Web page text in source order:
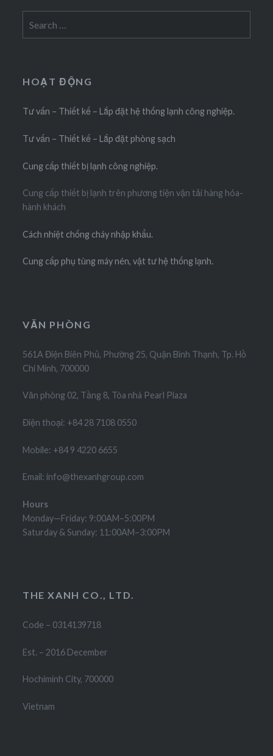
for:
HOẠT ĐỘNG
Tư vấn – Thiết kế – Lắp đặt hệ thống lạnh công nghiệp.
Tư vấn – Thiết kế – Lắp đặt phòng sạch
Cung cấp thiết bị lạnh công nghiệp.
Cung cấp thiết bị lạnh trên phương tiện vận tải hàng hóa-
hành khách
Cách nhiệt chống cháy nhập khẩu.
Cung cấp phụ tùng máy nén, vật tư hệ thống lạnh.
VĂN PHÒNG
561A Điện Biên Phủ, Phường 25, Quận Bình Thạnh, Tp. Hồ
Chí Minh, 700000
Văn phòng 02, Tầng 8, Tòa nhà Pearl Plaza
Điện thoại: +84 28 7108 0550
Mobile: +84 9 4220 6655
Email: info@thexanhgroup.com
Hours
Monday—Friday: 9:00AM–5:00PM
Saturday & Sunday: 11:00AM–3:00PM
THE XANH CO., LTD.
Code – 0314139718
Est. – 2016 December
Hochiminh City, 700000
Vietnam